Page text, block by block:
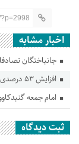
اخبار مشابه
جانباختگان تصادفات
افزایش ۵۳ درصدی بارندگی‌ها در گلستان
امام جمعه
ثبت دیدگاه